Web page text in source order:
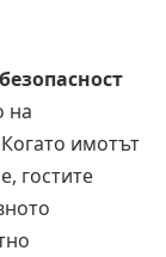
на
имотът
гостите